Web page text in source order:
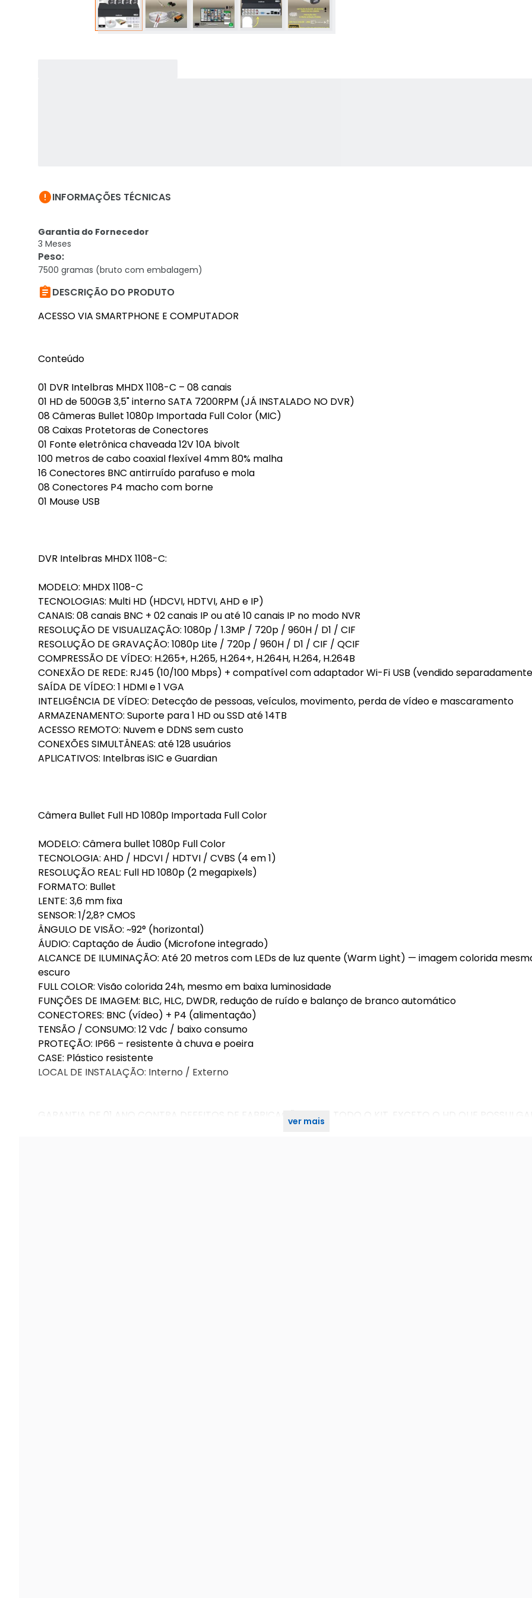
INFORMAÇÕES TÉCNICAS
Garantia do Fornecedor
3 Meses
Peso:
7500 gramas (bruto com embalagem)
DESCRIÇÃO DO PRODUTO
ACESSO VIA SMARTPHONE E COMPUTADOR
Conteúdo
01 DVR Intelbras MHDX 1108-C – 08 canais
01 HD de 500GB 3,5" interno SATA 7200RPM (JÁ INSTALADO NO DVR)
08 Câmeras Bullet 1080p Importada Full Color (MIC)
08 Caixas Protetoras de Conectores
01 Fonte eletrônica chaveada 12V 10A bivolt
100 metros de cabo coaxial flexível 4mm 80% malha
16 Conectores BNC antirruído parafuso e mola
08 Conectores P4 macho com borne
01 Mouse USB
DVR Intelbras MHDX 1108-C:
MODELO: MHDX 1108-C
TECNOLOGIAS: Multi HD (HDCVI, HDTVI, AHD e IP)
CANAIS: 08 canais BNC + 02 canais IP ou até 10 canais IP no modo NVR
RESOLUÇÃO DE VISUALIZAÇÃO: 1080p / 1.3MP / 720p / 960H / D1 / CIF
RESOLUÇÃO DE GRAVAÇÃO: 1080p Lite / 720p / 960H / D1 / CIF / QCIF
COMPRESSÃO DE VÍDEO: H.265+, H.265, H.264+, H.264H, H.264, H.264B
CONEXÃO DE REDE: RJ45 (10/100 Mbps) + compatível com adaptador Wi-Fi USB (vendido
SAÍDA DE VÍDEO: 1 HDMI e 1 VGA
INTELIGÊNCIA DE VÍDEO: Detecção de pessoas, veículos, movimento, perda de vídeo e mascaramento
ARMAZENAMENTO: Suporte para 1 HD ou SSD até 14TB
ACESSO REMOTO: Nuvem e DDNS sem custo
CONEXÕES SIMULTÂNEAS: até 128 usuários
APLICATIVOS: Intelbras iSIC e Guardian
Câmera Bullet Full HD 1080p Importada Full Color
MODELO: Câmera bullet 1080p Full Color
TECNOLOGIA: AHD / HDCVI / HDTVI / CVBS (4 em 1)
RESOLUÇÃO REAL: Full HD 1080p (2 megapixels)
FORMATO: Bullet
LENTE: 3,6 mm fixa
SENSOR: 1/2,8? CMOS
ÂNGULO DE VISÃO: ~92° (horizontal)
ÁUDIO: Captação de Áudio (Microfone integrado)
ALCANCE DE ILUMINAÇÃO: Até 20 metros com LEDs de luz quente (Warm Light) — imagem colorida
escuro
FULL COLOR: Visão colorida 24h, mesmo em baixa luminosidade
FUNÇÕES DE IMAGEM: BLC, HLC, DWDR, redução de ruído e balanço de branco automático
CONECTORES: BNC (vídeo) + P4 (alimentação)
TENSÃO / CONSUMO: 12 Vdc / baixo consumo
PROTEÇÃO: IP66 – resistente à chuva e poeira
CASE: Plástico resistente
LOCAL DE INSTALAÇÃO: Interno / Externo
GARANTIA DE 01 ANO CONTRA DEFEITOS DE FABRICAÇÃO PARA TODO O KIT, EXCETO O HD QUE POSSUI
ver mais